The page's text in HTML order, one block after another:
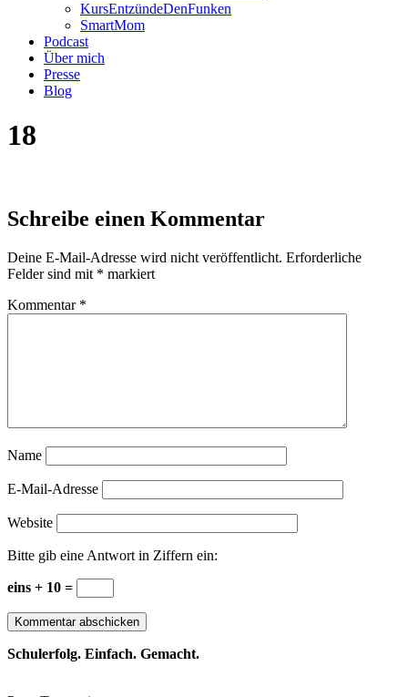
KursEntzündeDenFunken
SmartMom
Podcast
Über mich
Presse
Blog
18
Schreibe einen Kommentar
Deine E-Mail-Adresse wird nicht veröffentlicht. Erforderliche
Felder sind mit * markiert
Kommentar *
Name
E-Mail-Adresse
Website
Bitte gib eine Antwort in Ziffern ein:
eins + 10 =
Schulerfolg. Einfach. Gemacht.